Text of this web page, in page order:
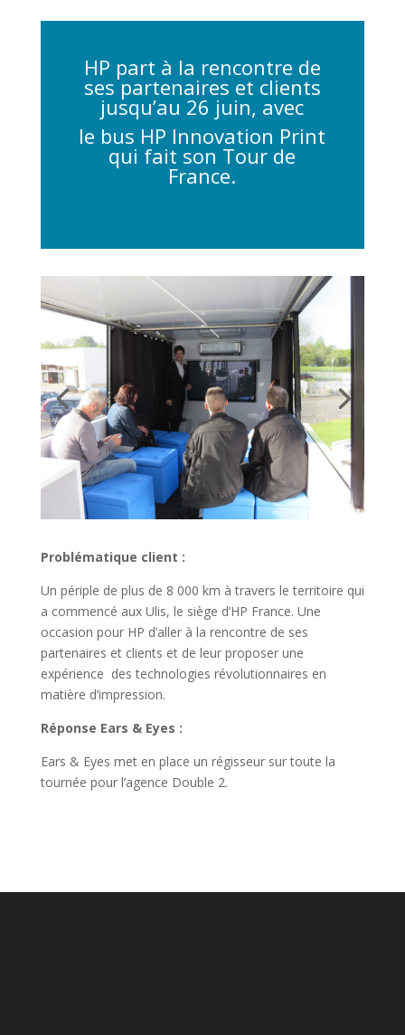
HP part à la rencontre de
ses partenaires et clients
jusqu’au 26 juin, avec
le bus HP Innovation Print
qui fait son Tour de
France.
Problématique client :
Un périple de plus de 8 000 km à travers le territoire qui
a commencé aux Ulis, le siège d’HP France. Une
occasion pour HP d’aller à la rencontre de ses
partenaires et clients et de leur proposer une
expérience des technologies révolutionnaires en
matière d’impression.
Réponse Ears & Eyes :
Ears & Eyes met en place un régisseur sur toute la
tournée pour l’agence Double 2.